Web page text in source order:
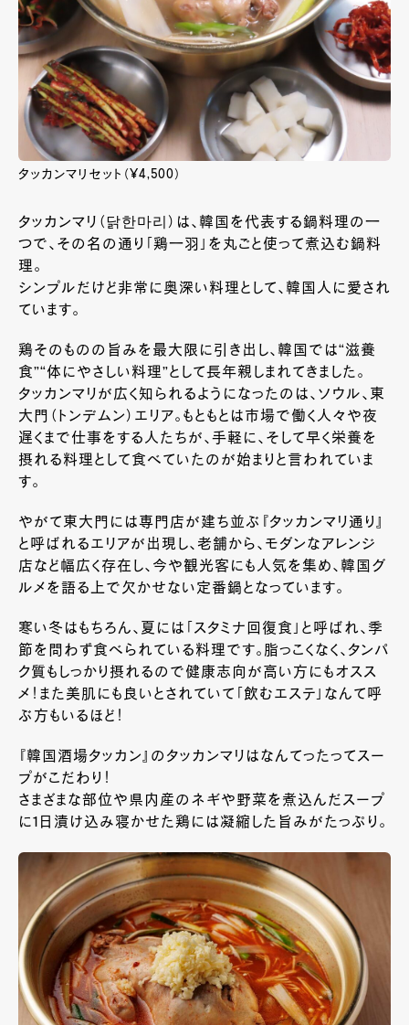
タッカンマリセット（¥4,500）
タッカンマリ（닭한마리）は、韓国を代表する鍋料理の一
つで、その名の通り「鶏一羽」を丸ごと使って煮込む鍋料
理。
シンプルだけど非常に奥深い料理として、韓国人に愛され
ています。
鶏そのものの旨みを最大限に引き出し、韓国では“滋養
食”“体にやさしい料理”として長年親しまれてきました。
タッカンマリが広く知られるようになったのは、ソウル、東
大門（トンデムン）エリア。もともとは市場で働く人々や夜
遅くまで仕事をする人たちが、手軽に、そして早く栄養を
摂れる料理として食べていたのが始まりと言われていま
す。
やがて東大門には専門店が建ち並ぶ『タッカンマリ通り』
と呼ばれるエリアが出現し、老舗から、モダンなアレンジ
店など幅広く存在し、今や観光客にも人気を集め、韓国グ
ルメを語る上で欠かせない定番鍋となっています。
寒い冬はもちろん、夏には「スタミナ回復食」と呼ばれ、季
節を問わず食べられている料理です。脂っこくなく、タンパ
ク質もしっかり摂れるので健康志向が高い方にもオスス
メ！また美肌にも良いとされていて「飲むエステ」なんて呼
ぶ方もいるほど！
『韓国酒場タッカン』のタッカンマリはなんてったってスー
プがこだわり！
さまざまな部位や県内産のネギや野菜を煮込んだスープ
に1日漬け込み寝かせた鶏には凝縮した旨みがたっぷり。